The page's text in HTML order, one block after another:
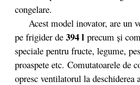
congelare.
Acest model inovator, are un
pe frigider de 394 l precum și
speciale pentru fructe, legume,
proaspete etc. Comutatoarele de
opresc ventilatorul la deschiderea